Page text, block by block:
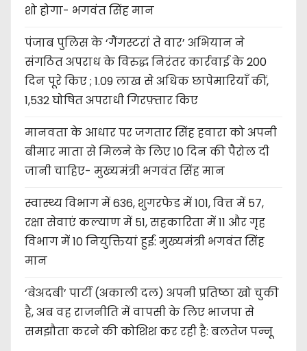
शो होगा- भगवंत सिंह मान
पंजाब पुलिस के ‘गैंगस्टरां ते वार’ अभियान ने
संगठित अपराध के विरुद्ध निरंतर कार्रवाई के 200
दिन पूरे किए ; 1.09 लाख से अधिक छापेमारियाँ कीं,
1,532 घोषित अपराधी गिरफ़्तार किए
मानवता के आधार पर जगतार सिंह हवारा को अपनी
बीमार माता से मिलने के लिए 10 दिन की पैरोल दी
जानी चाहिए- मुख्यमंत्री भगवंत सिंह मान
स्वास्थ्य विभाग में 636, शुगरफेड में 101, वित्त में 57,
रक्षा सेवाएं कल्याण में 51, सहकारिता में 11 और गृह
विभाग में 10 नियुक्तियां हुईं: मुख्यमंत्री भगवंत सिंह
मान
‘बेअदबी’ पार्टी (अकाली दल) अपनी प्रतिष्ठा खो चुकी
है, अब वह राजनीति में वापसी के लिए भाजपा से
समझौता करने की कोशिश कर रही है: बलतेज पन्नू